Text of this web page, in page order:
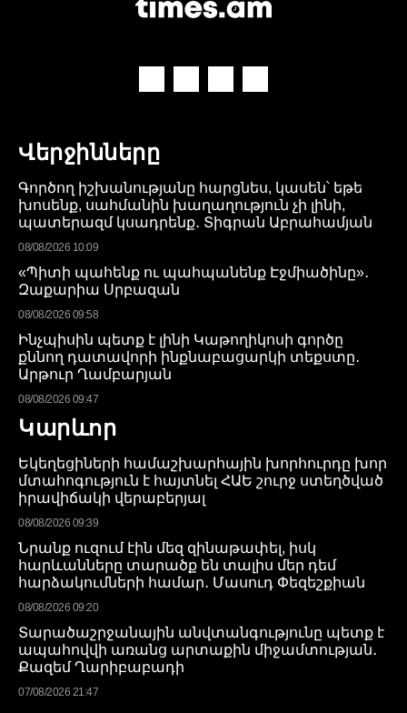
Վերջինները
Գործող իշխանությանը հարցնես, կասեն՝ եթե
խոսենք, սահմանին խաղաղություն չի լինի,
պատերազմ կսադրենք․ Տիգրան Աբրահամյան
08/08/2026 10:09
«Պիտի պահենք ու պահպանենք Էջմիածինը»․
Զաքարիա Սրբազան
08/08/2026 09:58
Ինչպիսին պետք է լինի Կաթողիկոսի գործը
քննող դատավորի ինքնաբացարկի տեքստը․
Արթուր Ղամբարյան
08/08/2026 09:47
Կարևոր
Եկեղեցիների համաշխարհային խորհուրդը խոր
մտահոգություն է հայտնել ՀԱԵ շուրջ ստեղծված
իրավիճակի վերաբերյալ
08/08/2026 09:39
Նրանք ուզում էին մեզ զինաթափել, իսկ
հարևանները տարածք են տալիս մեր դեմ
հարձակումների համար․ Մասուդ Փեզեշքիան
08/08/2026 09:20
Տարածաշրջանային անվտանգությունը պետք է
ապահովվի առանց արտաքին միջամտության․
Քազեմ Ղարիբաբադի
07/08/2026 21:47